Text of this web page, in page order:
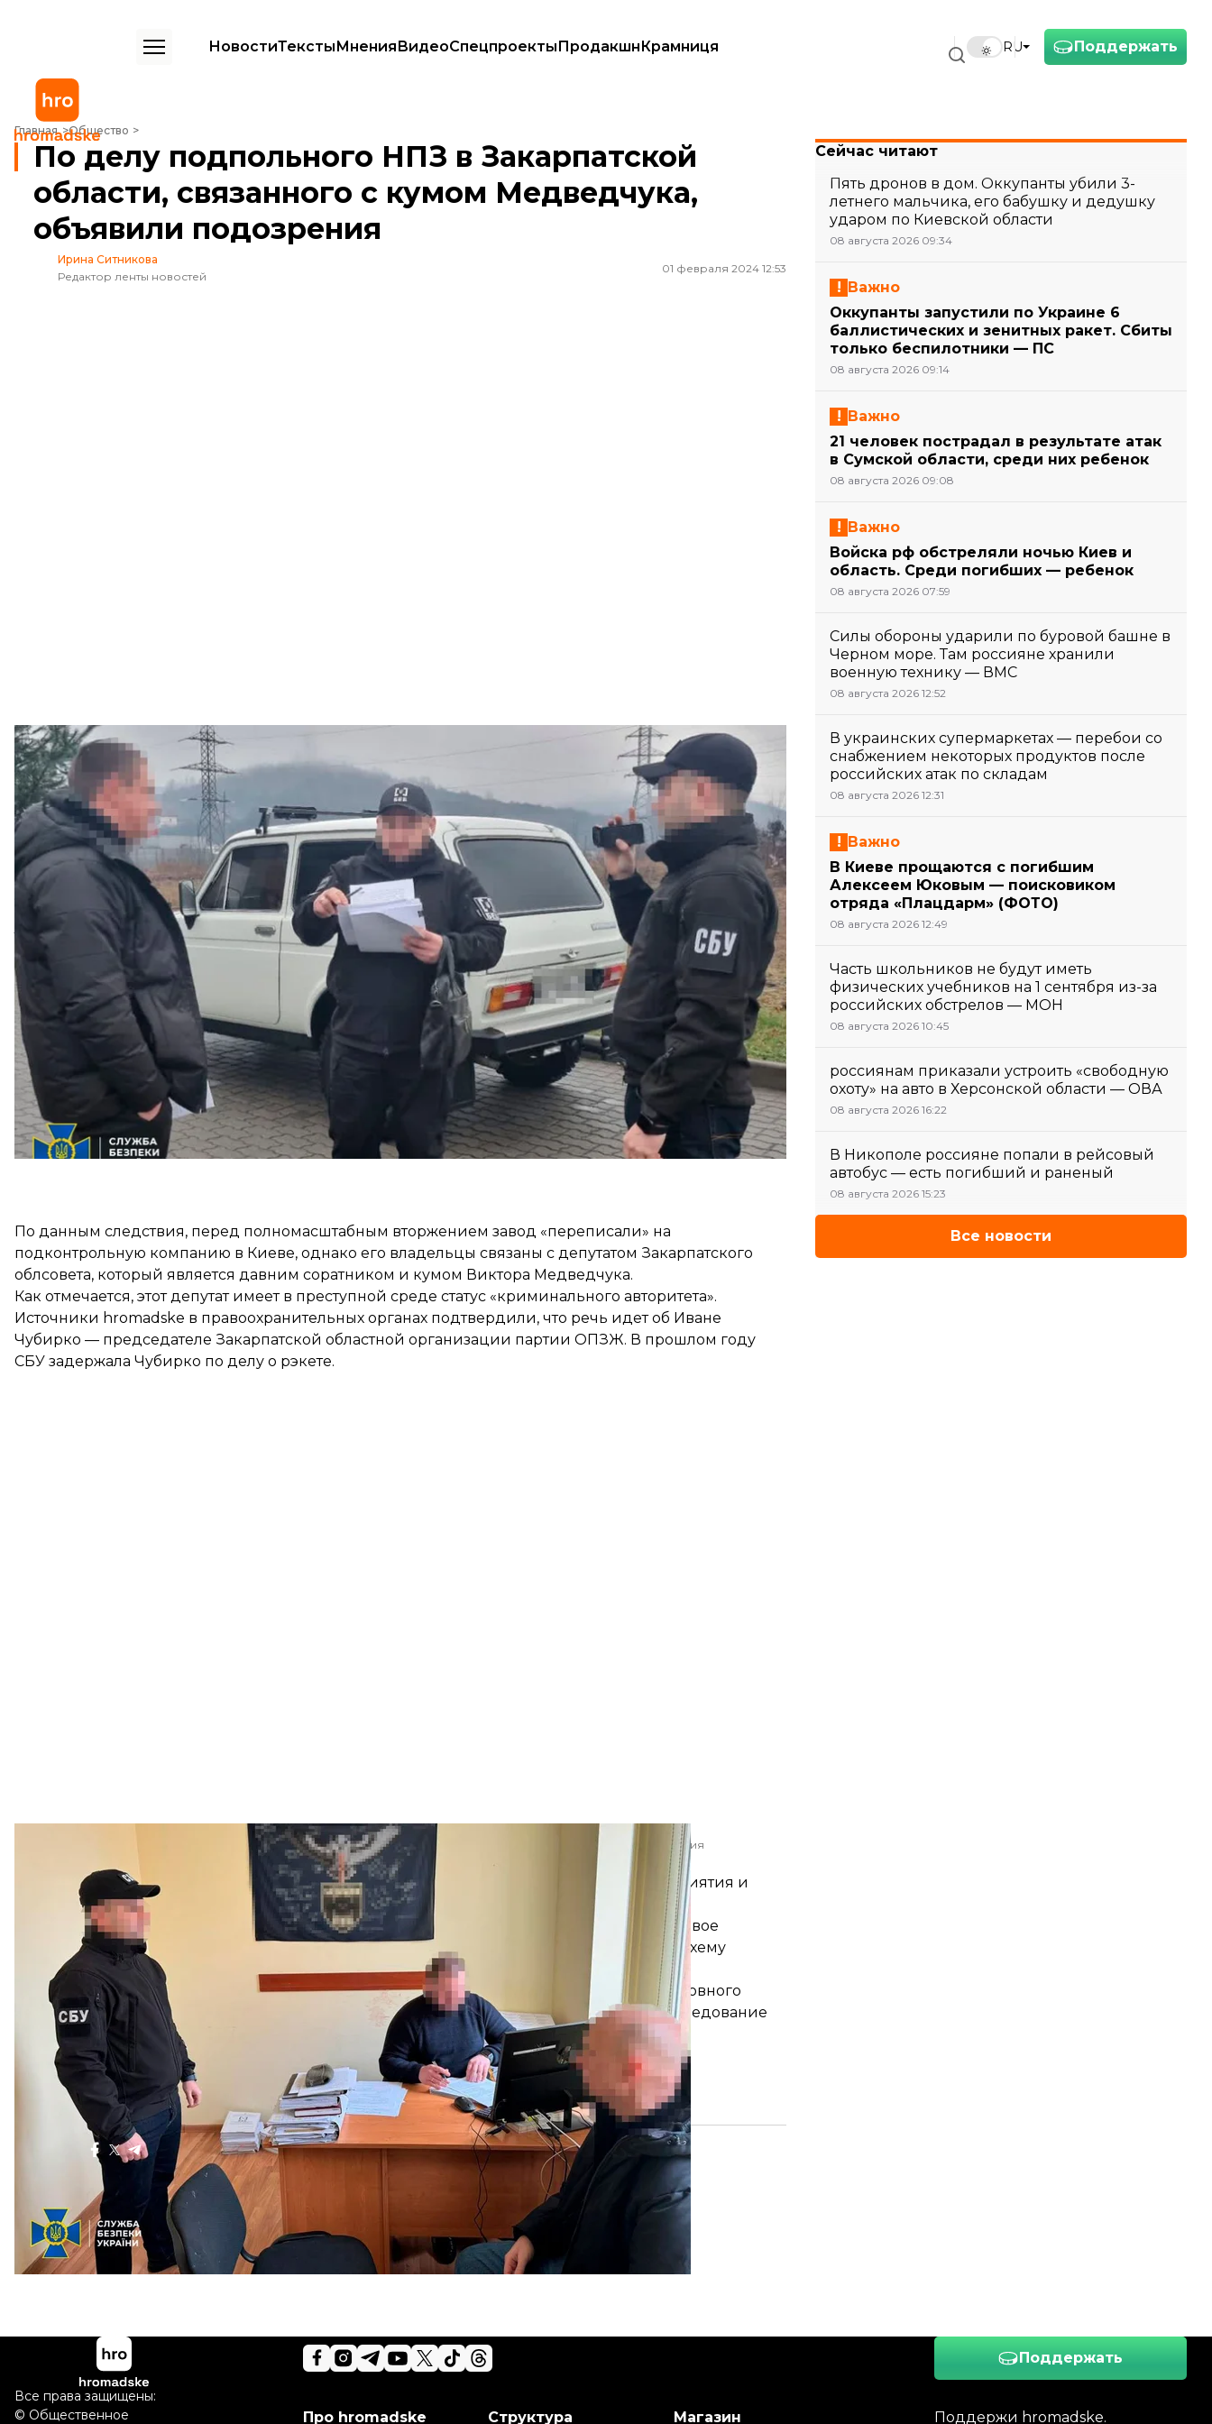
Поддержать
RU
НовостиТекстыМненияВидеоСпецпроектыПродакшнКрамниця
Главная Общество
По делу подпольного НПЗ в Закарпатской области, связанного с кумом Медведчука, объявили подозрения
По делу подпольного НПЗ в Закарпатской
области, связанного с кумом Медведчука,
объявили подозрения
Ирина Ситникова
Редактор ленты новостей
01 февраля 2024 12:53
Участникам схемы незаконного производства горючего в Закарпатской области объявили подозрения
Правоохранители объявили подозрения пяти участникам схемы незаконного производства
горючего в Закарпатской области, к которой причастен кум Виктора Медведчука.
Об этом сообщилиСБУ и Закарпатскаяпрокуратура.
Правоохранителиразоблачили подпольный нефтеперерабатывающий завод (НПЗ) в Закарпатской
области
еще в октябре 2023 года. По данным следствия, участники схемы закупали нефть у
украинских поставщиков сырья. Перерабатывали ее на подпольном заводе в Мукачево, производя,
в частности, бензин и дизтопливо. Затем продукцию «сомнительного качества» продавали как на
территории предприятия, так и через сеть подконтрольных АЗС в Киевской, Закарпатской,
Львовской и Ивано-Франковской областях без разрешительных документов и налогов.
По данным следствия, перед полномасштабным вторжением завод «переписали» на
подконтрольную компанию в Киеве, однако его владельцы связаны с депутатом Закарпатского
облсовета, который является давним соратником и кумом Виктора Медведчука.
Как отмечается, этот депутат имеет в преступной среде статус «криминального авторитета».
Источники hromadske в правоохранительных органах подтвердили, что речь идет об Иване
Чубирко — председателе Закарпатской областной организации партии ОПЗЖ. В прошлом году
СБУ задержала Чубирко по делу о рэкете.
Участникам схемы незаконного производства горючего в Закарпатской области объявили подозрения
СБУ
Правоохранители разоблачили 5 участников схемы — руководителя киевского предприятия и
четырех его работников.
Как отмечают следователи, у фигурантов были четко распределены роли. В частности, двое
подозреваемых организовали противоправную деятельность, разработав преступную схему
незаконного изготовления тонн горючего без необходимой для этого лицензии.
В настоящее время фигурантам сообщили о подозрениях по ч. 2, 3 ст. 27, ч. 2 ст. 204 Уголовного
кодекса Украины — незаконное изготовление подакцизных товаров. Досудебное расследование
продолжается.
Больше о: Закарпатье горючее нпз
Сейчас читают
Пять дронов в дом. Оккупанты убили 3-
летнего мальчика, его бабушку и дедушку
ударом по Киевской области
08 августа 2026 09:34
Важно
Оккупанты запустили по Украине 6
баллистических и зенитных ракет. Сбиты
только беспилотники — ПС
08 августа 2026 09:14
Важно
21 человек пострадал в результате атак
в Сумской области, среди них ребенок
08 августа 2026 09:08
Важно
Войска рф обстреляли ночью Киев и
область. Среди погибших — ребенок
08 августа 2026 07:59
Силы обороны ударили по буровой башне в
Черном море. Там россияне хранили
военную технику — ВМС
08 августа 2026 12:52
В украинских супермаркетах — перебои со
снабжением некоторых продуктов после
российских атак по складам
08 августа 2026 12:31
Важно
В Киеве прощаются с погибшим
Алексеем Юковым — поисковиком
отряда «Плацдарм» (ФОТО)
08 августа 2026 12:49
Часть школьников не будут иметь
физических учебников на 1 сентября из-за
российских обстрелов — МОН
08 августа 2026 10:45
россиянам приказали устроить «свободную
охоту» на авто в Херсонской области — ОВА
08 августа 2026 16:22
В Никополе россияне попали в рейсовый
автобус — есть погибший и раненый
08 августа 2026 15:23
Все новости
Поддержать
Поддержи hromadske.
Про hromadske Структура Магазин
Все права защищены:
© Общественное